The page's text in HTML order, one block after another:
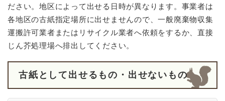
ださい。地区によって出せる日時が異なります。事業者は
各地区の古紙指定場所に出せませんので、一般廃棄物収集
運搬許可業者またはリサイクル業者へ依頼をするか、直接
じん芥処理場へ排出してください。
古紙として出せるもの・出せないもの